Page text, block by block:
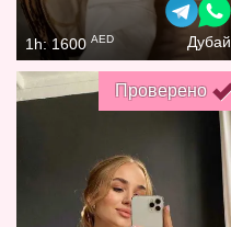
1h: 1600 AED Дубай
Проверено